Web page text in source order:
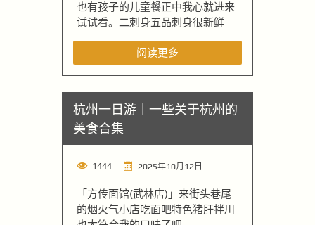
也有孩子的儿童餐正中我心就进来
试试看。二刺身五品刺身很新鲜
阅读更多
杭州一日游｜一些关于杭州的
美食合集
1444 2025年10月12日
「方传面馆(武林店)」来街头巷尾
的烟火气小店吃面吧特色猪肝拌川